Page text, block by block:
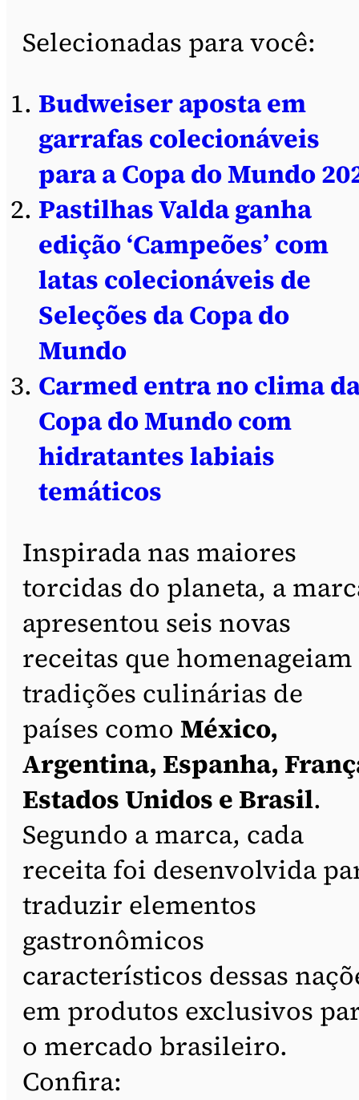
Selecionadas para você:
Budweiser aposta em
garrafas colecionáveis
para a Copa do Mundo
Pastilhas Valda ganha
edição ‘Campeões’ com
latas colecionáveis de
Seleções da Copa do
Mundo
Carmed entra no clima
Copa do Mundo com
hidratantes labiais
temáticos
Inspirada nas maiores
torcidas do planeta, a
apresentou seis novas
receitas que homenageiam
tradições culinárias de
países como México,
Argentina, Espanha,
Estados Unidos e Brasil.
Segundo a marca, cada
receita foi desenvolvida
traduzir elementos
gastronômicos
característicos dessas
em produtos exclusivos
o mercado brasileiro.
Confira: